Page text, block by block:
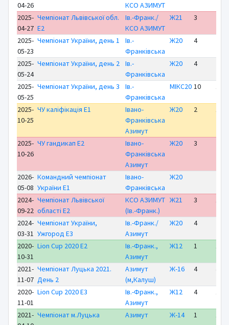
04-26
КСО АЗИМУТ
2025-
04-27
Чемпіонат Львівської обл.
E2
Ів.-Франк./
КСО АЗИМУТ
Ж21 3
2025-
05-23
Чемпіонат України, день 1
Ів.-
Франківська
Ж20 4
2025-
05-24
Чемпіонат України, день 2
Ів.-
Франківська
Ж20 4
2025-
05-25
Чемпіонат України, день 3
Ів.-
Франківська
МІКС20 10
2025-
10-25
ЧУ каліфікація E1
Івано-
Франківська
Азимут
Ж20 2
2025-
10-26
ЧУ гандикап E2
Івано-
Франківська
Азимут
Ж20 3
2026-
05-08
Командний чемпіонат
України E1
Івано-
Франківська
Ж20
2024-
09-22
Чемпіонат Львівської
області E2
КСО АЗИМУТ
(Ів.-Франк.)
Ж21 3
2024-
03-31
Чемпіонат України,
Ужгород E3
Ів.-Франк./
Азимут
Ж20 4
2020-
10-31
Lion Cup 2020 E2
Ів.-Франк.,
Азимут
Ж12 1
2021-
11-07
Чемпіонат Луцька 2021.
День 2
Азимут
(м,Калуш)
Ж-16 4
2020-
11-01
Lion Cup 2020 E3
Ів.-Франк.,
Азимут
Ж12 4
2021- Чемпіонат м.Луцька Азимут Ж-14 1